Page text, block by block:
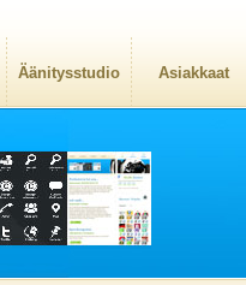
Äänitysstudio Asiakkaat